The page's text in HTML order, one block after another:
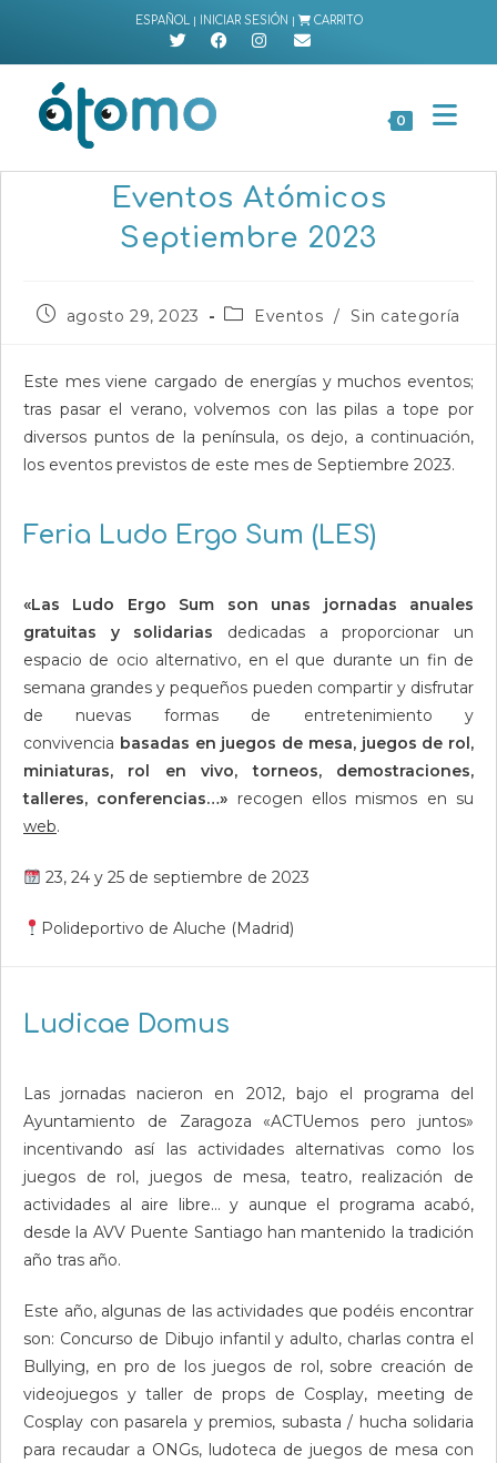
contenido
ESPAÑOL | INICIAR SESIÓN | CARRITO
0
Eventos Atómicos
Septiembre 2023
Publicación
entrada:
agosto 29, 2023
Categoría
entrada:
Eventos / Sin categoría
Este mes viene cargado de energías y muchos eventos;
tras pasar el verano, volvemos con las pilas a tope por
diversos puntos de la península, os dejo, a continuación,
los eventos previstos de este mes de Septiembre 2023.
Feria Ludo Ergo Sum (LES)
«Las Ludo Ergo Sum son unas jornadas anuales
gratuitas y solidarias dedicadas a proporcionar un
espacio de ocio alternativo, en el que durante un fin de
semana grandes y pequeños pueden compartir y disfrutar
de nuevas formas de entretenimiento y
convivencia basadas en juegos de mesa, juegos de rol,
miniaturas, rol en vivo, torneos, demostraciones,
talleres, conferencias…» recogen ellos mismos en su
web.
23, 24 y 25 de septiembre de 2023
Polideportivo de Aluche (Madrid)
Ludicae Domus
Las jornadas nacieron en 2012, bajo el programa del
Ayuntamiento de Zaragoza «ACTUemos pero juntos»
incentivando así las actividades alternativas como los
juegos de rol, juegos de mesa, teatro, realización de
actividades al aire libre… y aunque el programa acabó,
desde la AVV Puente Santiago han mantenido la tradición
año tras año.
Este año, algunas de las actividades que podéis encontrar
son: Concurso de Dibujo infantil y adulto, charlas contra el
Bullying, en pro de los juegos de rol, sobre creación de
videojuegos y taller de props de Cosplay, meeting de
Cosplay con pasarela y premios, subasta / hucha solidaria
para recaudar a ONGs, ludoteca de juegos de mesa con